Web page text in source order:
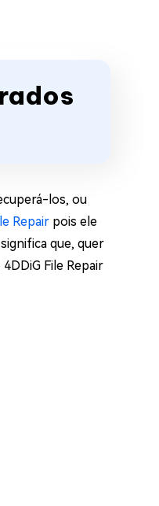
los, ou
Repair pois ele
que, quer
File Repair